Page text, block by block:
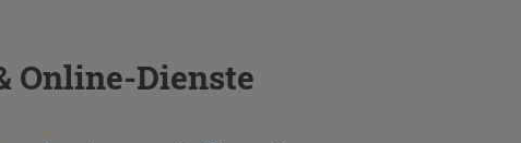
On­line-Diens­te